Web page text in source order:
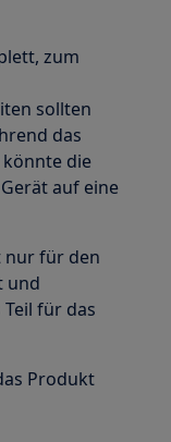
zum
sollten
das
die
auf eine
nur für den
und
für das
Produkt